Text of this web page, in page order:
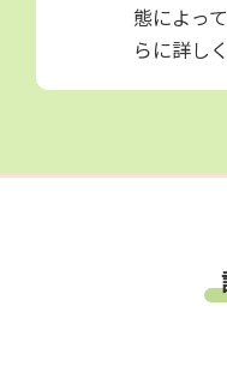
態によっ
らに詳し